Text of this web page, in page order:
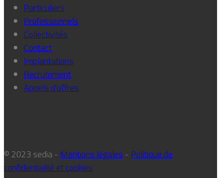
Particuliers
Professionnels
Collectivités
Contact
Implantations
Recrutement
Appels d'offres
© 2023 sedia - Mentions légales - Politique de
confidentialité et cookies